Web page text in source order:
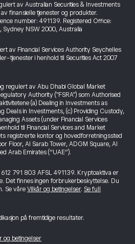
av Australian Securities & Investments
finansielle tjenester og produkter.
number: 491139. Registered Office:
Sydney NSW 2000, Australia
av Financial Services Authority Seychelles
tjenester i henhold til Securities Act 2007
regulert av Abu Dhabi Global Market
Authority ("FSRA") som Authorised
(a) Dealing in Investments as
Deals in Investments, (c) Providing Custody,
Assets (under Financial Services
til Financial Services and Market
registrerte kontor og hovedforretningssted
Floor, Al Sarab Tower, ADGM Square, Al
Arab Emirates (“UAE”).
612 791 803 AFSL 491139. Kryptoaktiva er
Det finnes ingen forbrukerbeskyttelse. Du
Se våre Vilkår og betingelser. Se full
på fremtidige resultater.
og betingelser